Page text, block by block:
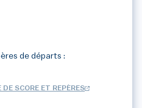
de départs :
SCORE ET REPÈRES